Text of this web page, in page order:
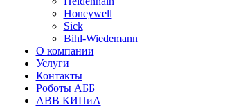
Honeywell
Sick
Bihl-Wiedemann
О компании
Услуги
Контакты
Роботы АББ
ABB КИПиА